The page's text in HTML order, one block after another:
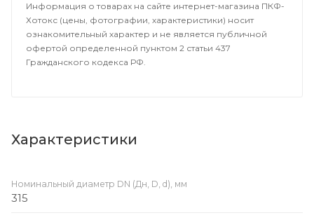
Информация о товарах на сайте интернет-магазина ПКФ-
Хотокс (цены, фотографии, характеристики) носит
ознакомительный характер и не является публичной
офертой определенной пунктом 2 статьи 437
Гражданского кодекса РФ.
Характеристики
Номинальный диаметр DN (Дн, D, d), мм
315